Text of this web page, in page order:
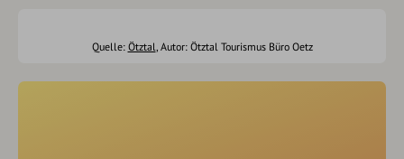
Quelle: Ötztal, Autor: Ötztal Tourismus Büro Oetz